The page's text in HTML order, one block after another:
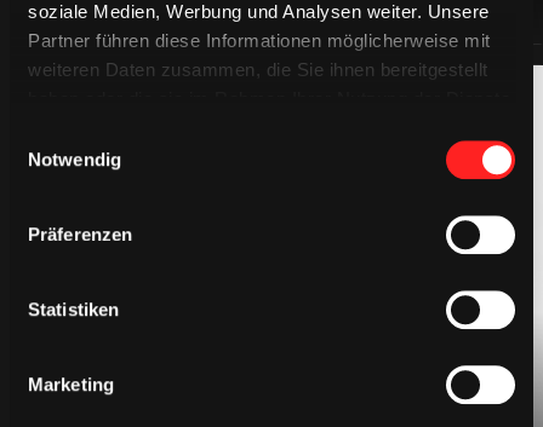
soziale Medien, Werbung und Analysen weiter. Unsere
Partner führen diese Informationen möglicherweise mit
weiteren Daten zusammen, die Sie ihnen bereitgestellt
Notwendig
Präferenzen
Statistiken
Marketing